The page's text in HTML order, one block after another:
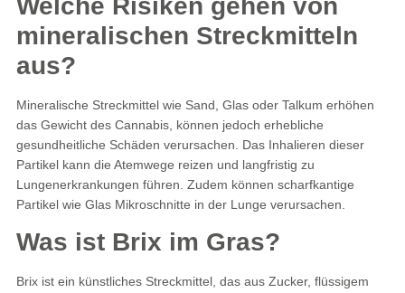
Welche Risiken gehen von
mineralischen Streckmitteln
aus?
Mineralische Streckmittel wie Sand, Glas oder Talkum erhöhen
das Gewicht des Cannabis, können jedoch erhebliche
gesundheitliche Schäden verursachen. Das Inhalieren dieser
Partikel kann die Atemwege reizen und langfristig zu
Lungenerkrankungen führen. Zudem können scharfkantige
Partikel wie Glas Mikroschnitte in der Lunge verursachen.
Was ist Brix im Gras?
Brix ist ein künstliches Streckmittel, das aus Zucker, flüssigem